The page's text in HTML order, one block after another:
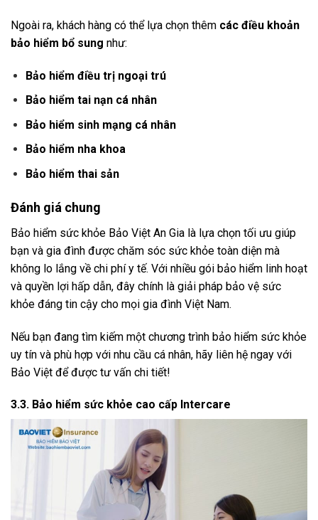
Ngoài ra, khách hàng có thể lựa chọn thêm các điều khoản
bảo hiểm bổ sung như:
Bảo hiểm điều trị ngoại trú
Bảo hiểm tai nạn cá nhân
Bảo hiểm sinh mạng cá nhân
Bảo hiểm nha khoa
Bảo hiểm thai sản
Đánh giá chung
Bảo hiểm sức khỏe Bảo Việt An Gia là lựa chọn tối ưu giúp
bạn và gia đình được chăm sóc sức khỏe toàn diện mà
không lo lắng về chi phí y tế. Với nhiều gói bảo hiểm linh hoạt
và quyền lợi hấp dẫn, đây chính là giải pháp bảo vệ sức
khỏe đáng tin cậy cho mọi gia đình Việt Nam.
Nếu bạn đang tìm kiếm một chương trình bảo hiểm sức khỏe
uy tín và phù hợp với nhu cầu cá nhân, hãy liên hệ ngay với
Bảo Việt để được tư vấn chi tiết!
3.3. Bảo hiểm sức khỏe cao cấp Intercare